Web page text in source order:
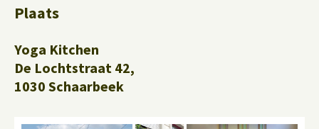
Plaats
Yoga Kitchen
De Lochtstraat 42,
1030 Schaarbeek